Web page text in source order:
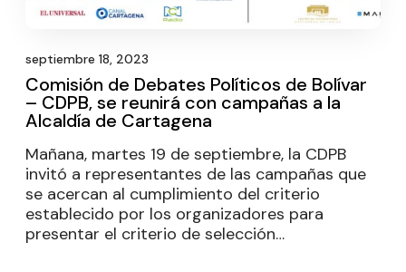
septiembre 18, 2023
Comisión de Debates Políticos de Bolívar
– CDPB, se reunirá con campañas a la
Alcaldía de Cartagena
Mañana, martes 19 de septiembre, la CDPB
invitó a representantes de las campañas que
se acercan al cumplimiento del criterio
establecido por los organizadores para
presentar el criterio de selección…